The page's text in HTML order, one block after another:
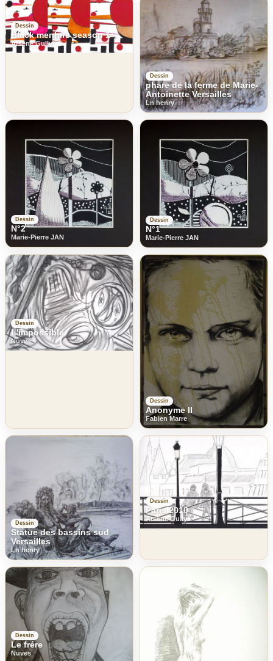
Dessin
Black menhirs season 1
Arsene Gully
Dessin
phare de la ferme de Marie-
Antoinette Versailles
Ln henry
Dessin
N°2
Marie-Pierre JAN
Dessin
N°1
Marie-Pierre JAN
Dessin
L'impossible
Nuves
Dessin
Anonyme II
Fabien Marre
Dessin
Statue des bassins sud
Versailles
Ln henry
Dessin
Paris 2010
Arsene Gully
Dessin
Le frére
Nuves